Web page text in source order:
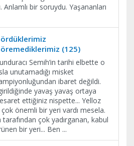
bir soruydu. Yaşananları
(125)
Semih’in tarihi elbette o
unutamadığı misket
ibaret değildi.
yavaş yavaş ortaya
ettiğiniz nispette... Yelloz
çok önemli bir yeri vardı mesela.
çok yadırganan, kabul
bir yeri... Ben ...